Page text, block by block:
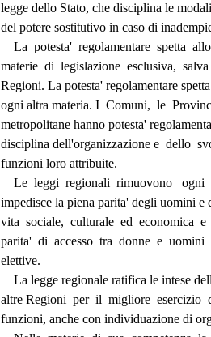
legge dello Stato, che disciplina le
del potere sostitutivo in caso di
La  potesta'  regolamentare  spetta
materie  di  legislazione  esclusiva,
Regioni. La potesta' regolamentare
ogni altra materia. I  Comuni,  le
metropolitane hanno potesta'
disciplina dell'organizzazione e  dello
          funzioni loro attribuite.
Le  leggi  regionali  rimuovono
impedisce la piena parita' degli
vita  sociale,  culturale  ed
parita'  di  accesso  tra  donne  e
          elettive.
La legge regionale ratifica le
altre Regioni  per  il  migliore
funzioni, anche con individuazione